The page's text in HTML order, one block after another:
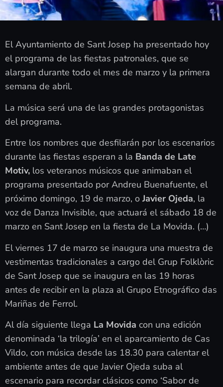
El Ayuntamiento de Sant Josep ha presentado hoy
el programa de las fiestas patronales, que se
alargan durante todo el mes de marzo y la primera
semana de abril.
La música será una de las grandes protagonistas
del programa.
Entre los nombres que desfilarán por los escenarios
durante las fiestas esperan a la Banda de Late
Motiv, los veteranos músicos que animaban el
programa presentado por Andreu Buenafuente, el
próximo domingo, 19 de marzo, o Javier Ojeda, la
voz de Danza Invisible, que actuará el sábado 18 de
marzo en Sant Josep en la fiesta de La Movida. (…)
El viernes 17 de marzo se inaugura una muestra de
vestimentas tradicionales a cargo del Grup Folklòric
de Sant Josep que se inaugura en las 19 horas
antes de recibir en la plaza al Grupo Etnográfico das
Mariñas de Ferrol.
Al día siguiente llega La Movida con una edición
denominada ‘la trilogía’ en el aparcamiento de Cas
Vildo, con música desde las 18.30 para calentar el
ambiente antes de que Javier Ojeda suba al
escenario para recordar clásicos como ‘Sabor de